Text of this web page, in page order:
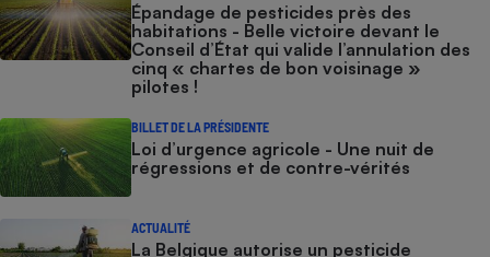
Épandage de pesticides près des
habitations - Belle victoire devant le
Conseil d’État qui valide l’annulation des
cinq « chartes de bon voisinage »
pilotes !
BILLET DE LA PRÉSIDENTE
Loi d’urgence agricole - Une nuit de
régressions et de contre-vérités
ACTUALITÉ
La Belgique autorise un pesticide